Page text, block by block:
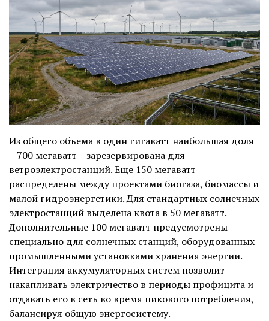
Из общего объема в один гигаватт наибольшая доля
– 700 мегаватт – зарезервирована для
ветроэлектростанций. Еще 150 мегаватт
распределены между проектами биогаза, биомассы и
малой гидроэнергетики. Для стандартных солнечных
электростанций выделена квота в 50 мегаватт.
Дополнительные 100 мегаватт предусмотрены
специально для солнечных станций, оборудованных
промышленными установками хранения энергии.
Интеграция аккумуляторных систем позволит
накапливать электричество в периоды профицита и
отдавать его в сеть во время пикового потребления,
балансируя общую энергосистему.